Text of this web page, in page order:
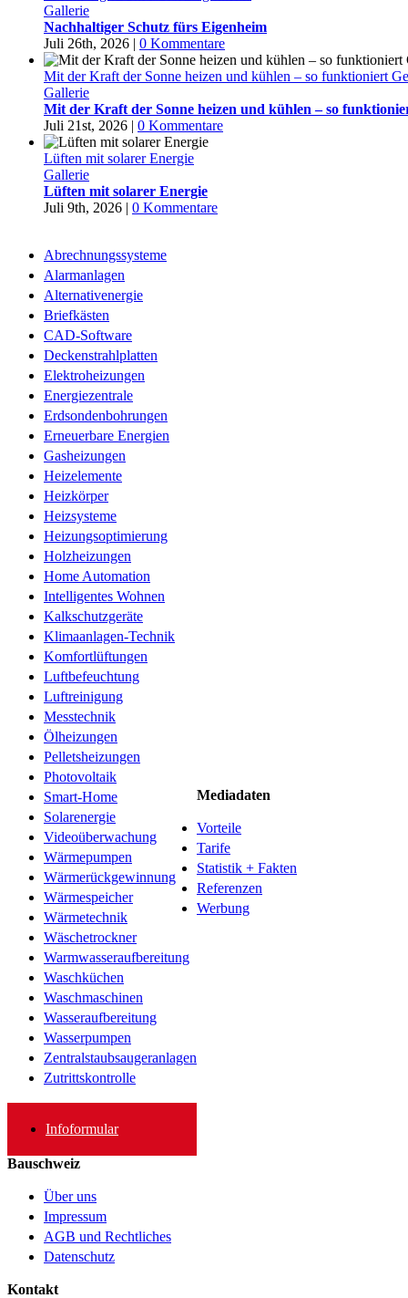
Gallerie
Nachhaltiger Schutz fürs Eigenheim
Juli 26th, 2026 | 0 Kommentare
Mit der Kraft der Sonne heizen und kühlen – so funktioniert
Gallerie
Mit der Kraft der Sonne heizen und kühlen – so
Juli 21st, 2026 | 0 Kommentare
Lüften mit solarer Energie
Gallerie
Lüften mit solarer Energie
Juli 9th, 2026 | 0 Kommentare
Abrechnungssysteme
Alarmanlagen
Alternativenergie
Briefkästen
CAD-Software
Deckenstrahlplatten
Elektroheizungen
Energiezentrale
Erdsondenbohrungen
Erneuerbare Energien
Gasheizungen
Heizelemente
Heizkörper
Heizsysteme
Heizungsoptimierung
Holzheizungen
Home Automation
Intelligentes Wohnen
Kalkschutzgeräte
Klimaanlagen-Technik
Komfortlüftungen
Luftbefeuchtung
Luftreinigung
Messtechnik
Ölheizungen
Pelletsheizungen
Photovoltaik
Smart-Home
Solarenergie
Videoüberwachung
Wärmepumpen
Wärmerückgewinnung
Wärmespeicher
Wärmetechnik
Wäschetrockner
Warmwasseraufbereitung
Waschküchen
Waschmaschinen
Wasseraufbereitung
Wasserpumpen
Zentralstaubsaugeranlagen
Zutrittskontrolle
Infoformular
Mediadaten
Vorteile
Tarife
Statistik + Fakten
Referenzen
Werbung
Bauschweiz
Über uns
Impressum
AGB und Rechtliches
Datenschutz
Kontakt